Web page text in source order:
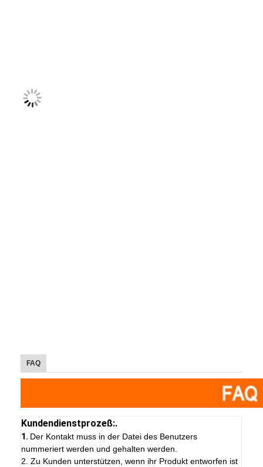
FAQ
Kundendienstprozeß:.
1. Der Kontakt muss in der Datei des Benutzers
nummeriert werden und gehalten werden.
2. Zu Kunden unterstützen, wenn ihr Produkt entworfen ist